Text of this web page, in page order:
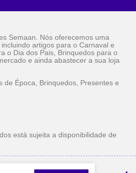
Semaan. Nós oferecemos uma
artigos para o Carnaval e
o Dia dos Pais, Brinquedos para o
e ainda abastecer a sua loja
de Época, Brinquedos, Presentes e
está sujeita a disponibilidade de